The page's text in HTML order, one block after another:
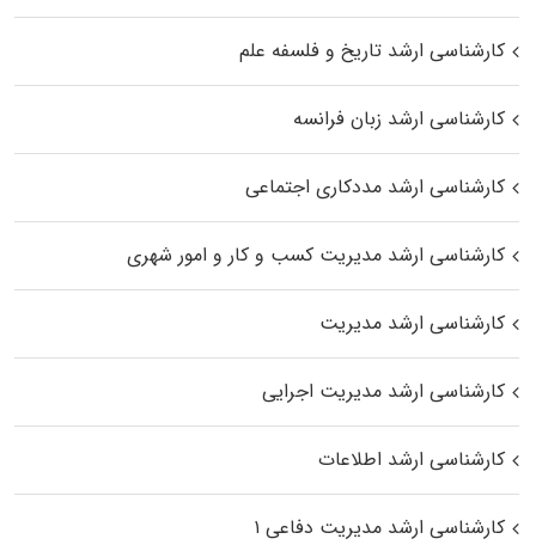
کارشناسی ارشد تاریخ و فلسفه علم
کارشناسی ارشد زبان فرانسه
کارشناسی ارشد مددکاری اجتماعی
کارشناسی ارشد مدیریت کسب و کار و امور شهری
کارشناسی ارشد مدیریت
کارشناسی ارشد مدیریت اجرایی
کارشناسی ارشد اطلاعات
کارشناسی ارشد مدیریت دفاعی ۱